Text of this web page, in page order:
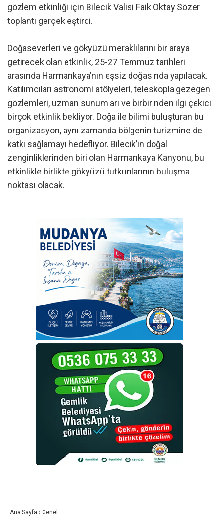
gözlem etkinliği için Bilecik Valisi Faik Oktay Sözer
toplantı gerçekleştirdi.
Doğaseverleri ve gökyüzü meraklılarını bir araya
getirecek olan etkinlik, 25-27 Temmuz tarihleri
arasında Harmankaya’nın eşsiz doğasında yapılacak.
Katılımcıları astronomi atölyeleri, teleskopla gezegen
gözlemleri, uzman sunumları ve birbirinden ilgi çekici
birçok etkinlik bekliyor. Doğa ile bilimi buluşturan bu
organizasyon, aynı zamanda bölgenin turizmine de
katkı sağlamayı hedefliyor. Bilecik’in doğal
zenginliklerinden biri olan Harmankaya Kanyonu, bu
etkinlikle birlikte gökyüzü tutkunlarının buluşma
noktası olacak.
Ana Sayfa › Genel